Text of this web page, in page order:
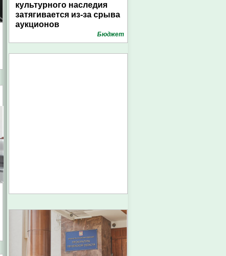
культурного наследия
затягивается из-за срыва
аукционов
Бюджет